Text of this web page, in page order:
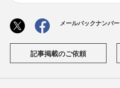
メールバックナンバー
記事掲載のご依頼